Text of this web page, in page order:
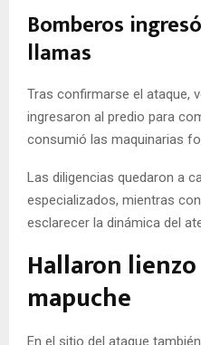
Bomberos
llamas
Tras confirmarse el ataque,
ingresaron al predio para
consumió las maquinarias
Las diligencias quedaron a
especializados, mientras
esclarecer la dinámica del
Hallaron
mapuche